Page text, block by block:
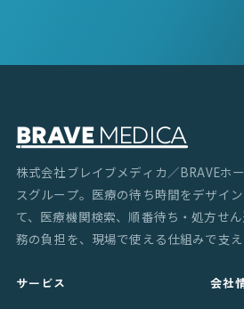
株式会社ブレイブメディカ／BRAVEホ
スグループ。医療の待ち時間をデザイ
て、医療機関検索、順番待ち・処方せ
務の負担を、現場で使える仕組みで支え
サービス 会社